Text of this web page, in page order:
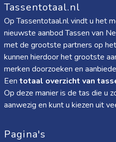
Tassentotaal.nl
Op Tassentotaal.nl vindt u het
nieuwste aanbod Tassen van
met de grootste partners op
kunnen hierdoor het grootste
merken doorzoeken en
Een totaal overzicht van
Op deze manier is de tas die u
aanwezig en kunt u kiezen uit
Pagina's